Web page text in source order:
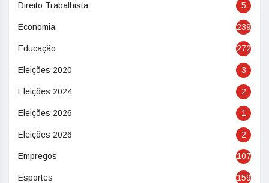
Direito Trabalhista 5
Economia 239
Educação 272
Eleições 2020 3
Eleições 2024 2
Eleições 2026 1
Eleições 2026 2
Empregos 107
Esportes 159